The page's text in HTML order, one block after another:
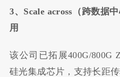
3、Scale across（跨数据
用
该公司已拓展400G/800G
硅光集成芯片，支持长距传